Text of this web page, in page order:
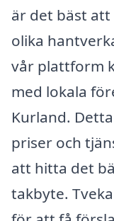
är det bäst
olika
vår plattform
med lokala
Kurland.
priser och
att hitta det
takbyte.